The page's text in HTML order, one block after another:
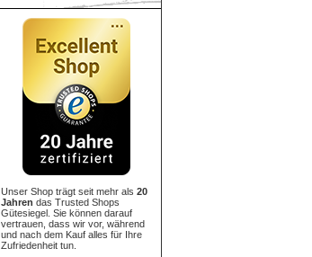
Unser Shop trägt seit mehr als 20
Jahren das Trusted Shops
Gütesiegel. Sie können darauf
vertrauen, dass wir vor, während
und nach dem Kauf alles für Ihre
Zufriedenheit tun.